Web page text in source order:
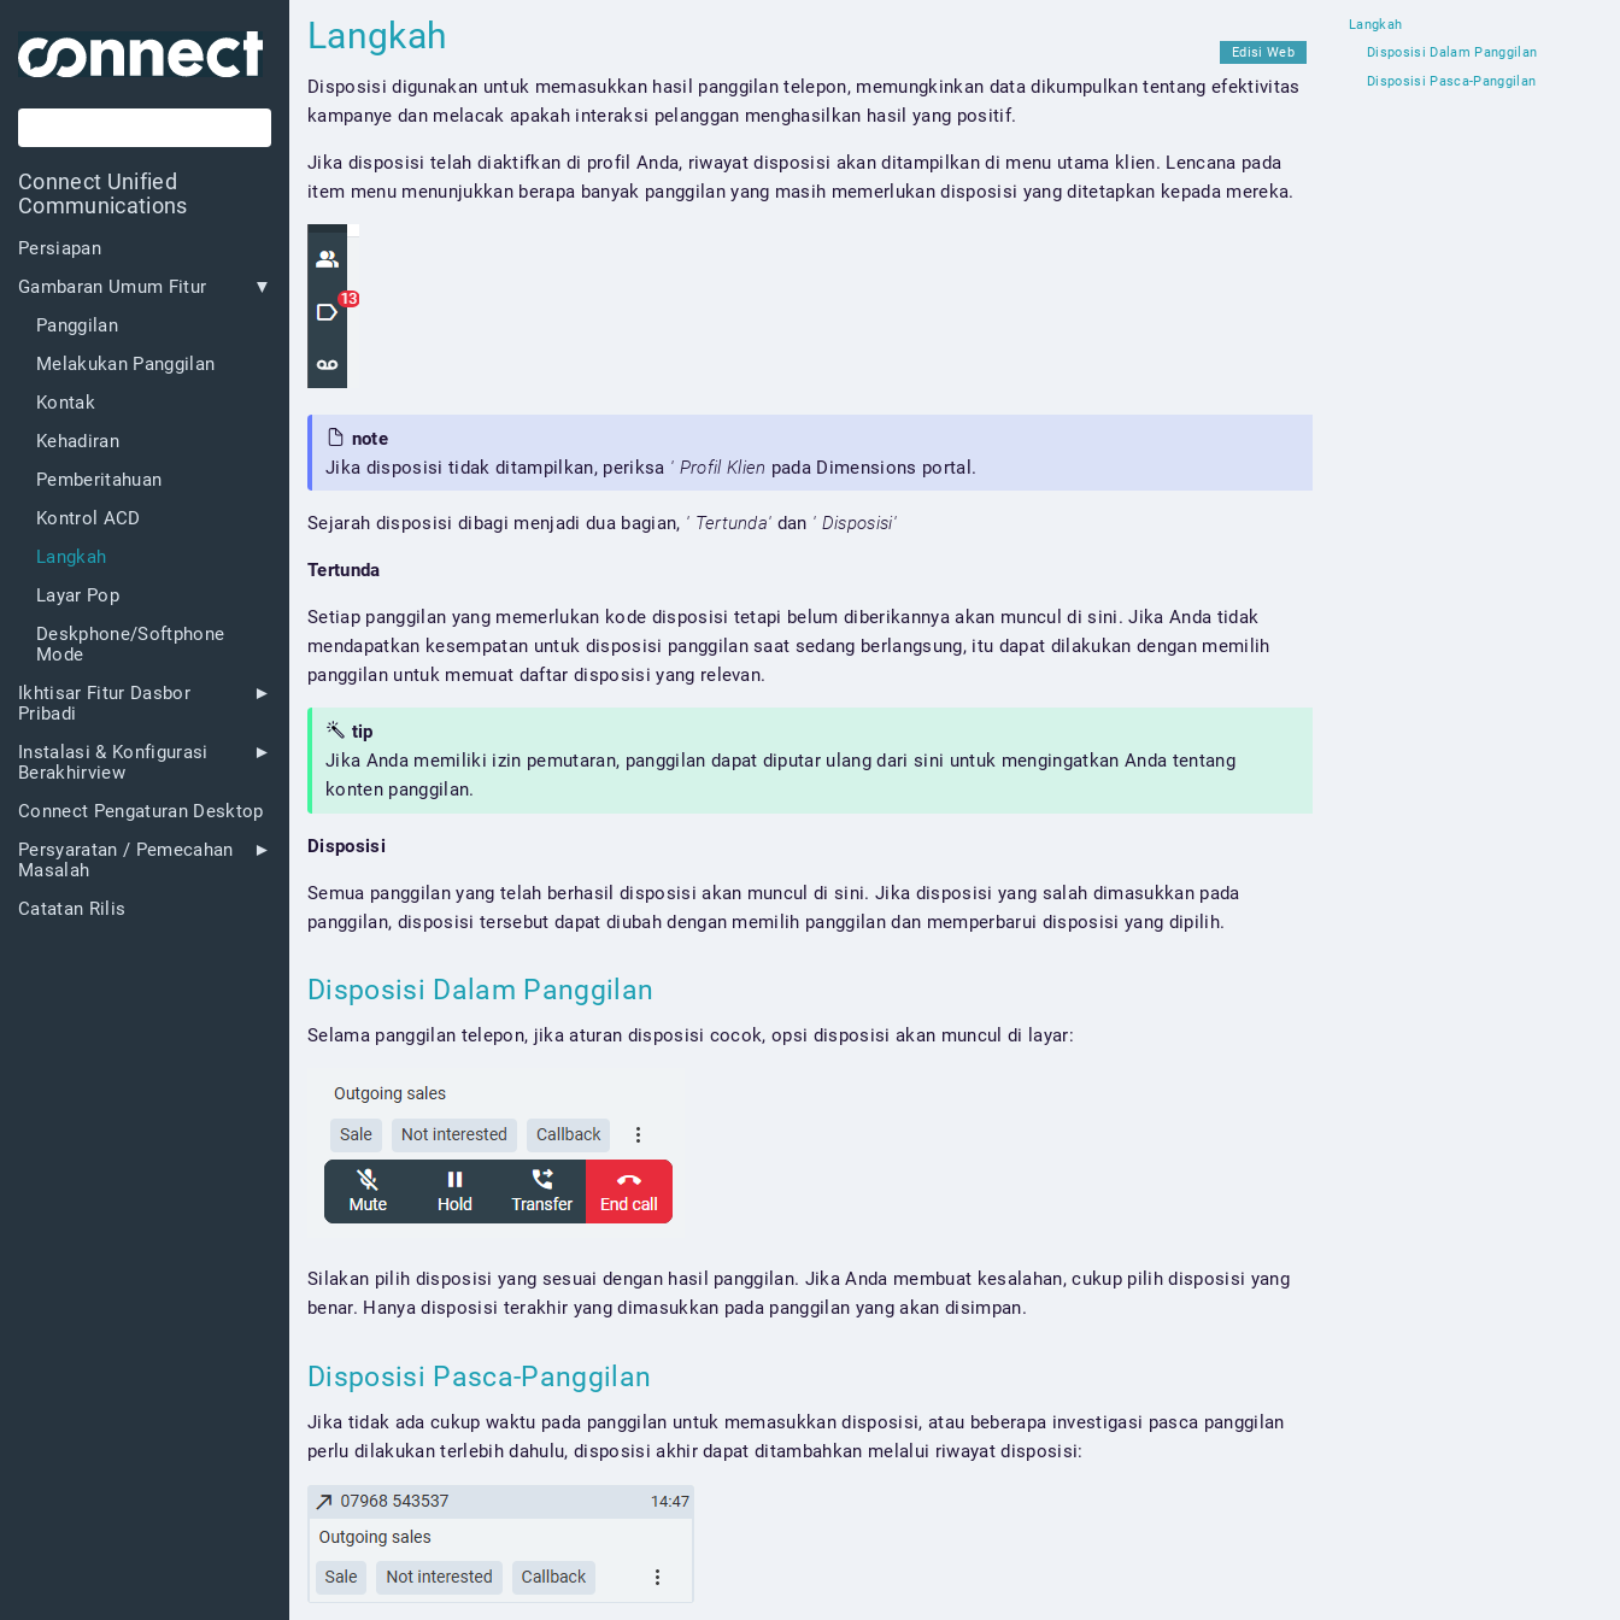
Connect Unified
Communications
Persiapan
Gambaran Umum Fitur
Panggilan
Melakukan Panggilan
Kontak
Kehadiran
Pemberitahuan
Kontrol ACD
Langkah
Layar Pop
Deskphone/Softphone
Mode
Ikhtisar Fitur Dasbor
Pribadi
Instalasi & Konfigurasi
Berakhirview
Connect Pengaturan Desktop
Persyaratan / Pemecahan
Masalah
Catatan Rilis
Langkah Edisi Web
Disposisi digunakan untuk memasukkan hasil panggilan telepon, memungkinkan data dikumpulkan tentang efektivitas
kampanye dan melacak apakah interaksi pelanggan menghasilkan hasil yang positif.
Jika disposisi telah diaktifkan di profil Anda, riwayat disposisi akan ditampilkan di menu utama klien. Lencana pada
item menu menunjukkan berapa banyak panggilan yang masih memerlukan disposisi yang ditetapkan kepada mereka.
note
Jika disposisi tidak ditampilkan, periksa ' Profil Klien pada Dimensions portal.
Sejarah disposisi dibagi menjadi dua bagian, ' Tertunda' dan ' Disposisi'
Tertunda
Setiap panggilan yang memerlukan kode disposisi tetapi belum diberikannya akan muncul di sini. Jika Anda tidak
mendapatkan kesempatan untuk disposisi panggilan saat sedang berlangsung, itu dapat dilakukan dengan memilih
panggilan untuk memuat daftar disposisi yang relevan.
tip
Jika Anda memiliki izin pemutaran, panggilan dapat diputar ulang dari sini untuk mengingatkan Anda tentang
konten panggilan.
Disposisi
Semua panggilan yang telah berhasil disposisi akan muncul di sini. Jika disposisi yang salah dimasukkan pada
panggilan, disposisi tersebut dapat diubah dengan memilih panggilan dan memperbarui disposisi yang dipilih.
Disposisi Dalam Panggilan
Selama panggilan telepon, jika aturan disposisi cocok, opsi disposisi akan muncul di layar:
Silakan pilih disposisi yang sesuai dengan hasil panggilan. Jika Anda membuat kesalahan, cukup pilih disposisi yang
benar. Hanya disposisi terakhir yang dimasukkan pada panggilan yang akan disimpan.
Disposisi Pasca-Panggilan
Jika tidak ada cukup waktu pada panggilan untuk memasukkan disposisi, atau beberapa investigasi pasca panggilan
perlu dilakukan terlebih dahulu, disposisi akhir dapat ditambahkan melalui riwayat disposisi:
Langkah
Disposisi Dalam Panggilan
Disposisi Pasca-Panggilan